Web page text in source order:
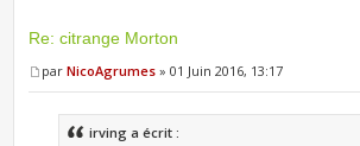
Re: citrange Morton
parNicoAgrumes » 01 Juin 2016, 13:17
irving a écrit :